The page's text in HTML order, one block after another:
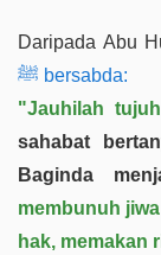
Daripada Abu
ﷺ bersabda:
"Jauhilah
sahabat
Baginda
membunuh
hak, memakan